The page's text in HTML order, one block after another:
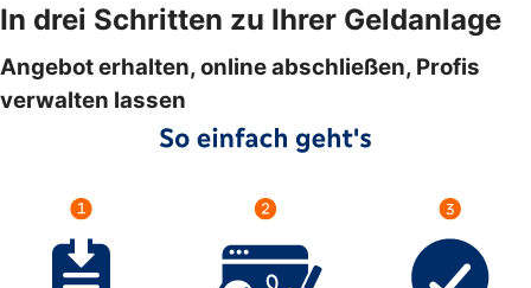
In drei Schritten zu Ihrer Geldanlage
Angebot erhalten, online abschließen, Profis
verwalten lassen